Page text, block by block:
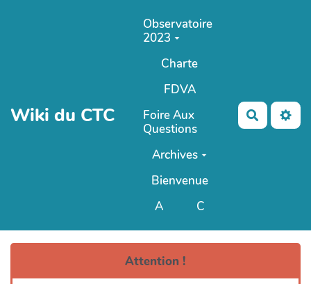
Aller au contenu principal
Wiki du CTC
Observatoire
2023
Charte
FDVA
Foire Aux
Questions
Archives
Bienvenue
A
C
ANCIEN Wiki du CTC
Attention !